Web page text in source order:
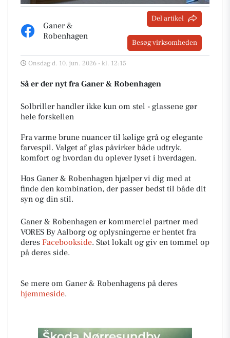
Ganer &
Robenhagen
Del artikel
Besøg virksomheden
Onsdag d. 10. jun. 2026 - kl. 12:15
Så er der nyt fra Ganer & Robenhagen
Solbriller handler ikke kun om stel - glassene gør
hele forskellen
Fra varme brune nuancer til kølige grå og elegante
farvespil. Valget af glas påvirker både udtryk,
komfort og hvordan du oplever lyset i hverdagen.
Hos Ganer & Robenhagen hjælper vi dig med at
finde den kombination, der passer bedst til både dit
syn og din stil.
Ganer & Robenhagen er kommerciel partner med
VORES By Aalborg og oplysningerne er hentet fra
deres Facebookside. Støt lokalt og giv en tommel op
på deres side.
Se mere om Ganer & Robenhagens på deres
hjemmeside.